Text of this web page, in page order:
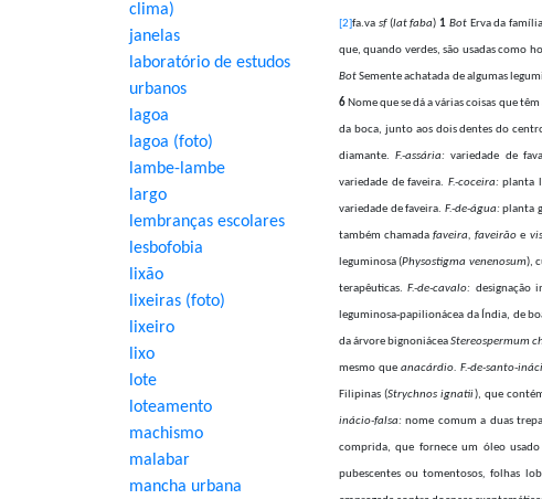
[2]fa.va sf(lat faba) 1 BotErva da
que, quando verdes, são usadas como
BotSemente achatada de algumas
6 Nome que se dá a várias coisas que
da boca, junto aos dois dentes do
diamante. F.-assária: variedade de
variedade de faveira. F.-coceira:planta
variedade de faveira. F.-de-água:planta
também chamada faveira, faveirão e
leguminosa (Physostigma venenosum),
terapêuticas. F.-de-cavalo: designação
leguminosa-papilionácea da Índia, de
da árvore bignoniáceaStereospermum
mesmo que anacárdio. F.-de-santo-
Filipinas (Strychnos ignatii), que
inácio-falsa: nome comum a duas
comprida, que fornece um óleo
pubescentes ou tomentosos, folhas
clima)
janelas
laboratório de estudos
urbanos
lagoa
lagoa (foto)
lambe-lambe
largo
lembranças escolares
lesbofobia
lixão
lixeiras (foto)
lixeiro
lixo
lote
loteamento
machismo
malabar
mancha urbana